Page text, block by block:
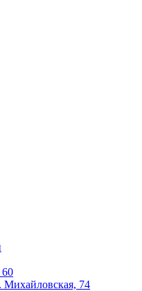
60
Михайловская, 74